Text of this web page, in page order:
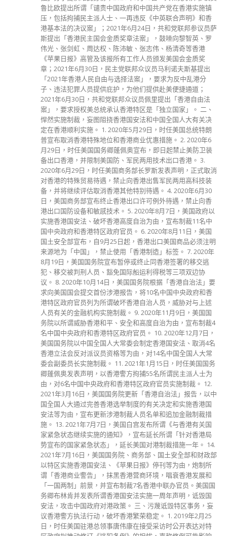
鲁比欧提出所谓「谴责中国政府和中国共产党在香港实施镇
压，包括拘捕民主派人士、一再违反《中英联合声明》和香
港基本法的决议案」；2021年6月24日，共和党联邦参议员萨
斯提出「香港民主国会金质奖章法案」，鼓噪向黎智英、罗
伟光、张剑虹、周达权、陈沛敏、张志伟、杨清奇等香港
《苹果日报》高管及该报所有工作人员颁发美国会金质奖
章；2021年6月30日，民主党联邦众议员马利诺夫斯基提出
「2021年香港人民自由与选择法案」，要求为反中乱港分
子、违法犯罪人员提供庇护，为他们提供赴美便捷通道；
2021年6月30日，共和党联邦众议员佩里提出「香港自由法
案」，要求授权美总统承认香港特区是「独立国家」。 二、
悍然实施制裁，妄图阻挠香港国安法和中国全国人大有关决
定在香港顺利实施。 1. 2020年5月29日，时任美国总统特朗
普宣布取消香港特殊地位和香港商业优惠措施。 2. 2020年6
月29日，时任美国国务卿蓬佩奥宣布，即日起禁止美防卫装
备出口香港，并限制美国防、军民两用技术出口香港。 3.
2020年6月29日，时任美国商务部长罗斯发表声明，正式取消
对香港的特殊贸易待遇，禁止向香港出售军民两用高科技装
备，并将继续评估取消香港其他特别待遇。 4. 2020年6月30
日，美国商务部宣布终止香港出口许可例外待遇，禁止向香
港出口国防设备和敏感技术。 5. 2020年8月7日，美国政府以
实施香港国安法、破坏香港高度自治为由，宣布制裁11名中
国中央政府和香港特区政府官员。 6. 2020年8月11日，美国
国土安全部宣布，自9月25日起，香港出口美国商品必须注明
来源地为「中国」，禁止使用「香港制造」标签。 7. 2020年
8月19日，美国国务院宣布暂停或终止同香港签署的移交逃
犯、移交被判刑人员、豁免国际船运利得税等三项双边协
议。 8. 2020年10月14日，美国国务院根据「香港自治法」要
求向美国国会提交首份涉港报告，将10名中国中央政府和香
港特区政府官员列为所谓破坏香港自治人员，威胁对与上述
人员有关的金融机构实施制裁。 9. 2020年11月9日，美国国
务院以所谓威胁香港和平、安全和高度自治为由，宣布制裁4
名中国中央政府和香港特区政府官员。 10. 2020年12月7日，
美国国务院以中国全国人大常委会制定香港国安法、取消4名
香港立法会反对派议员资格等为由，对14名中国全国人大常
委会副委员长实施制裁。 11. 2021年1月15日，时任美国国务
卿蓬佩奥发表声明，以香港警方拘捕55名所谓民主派人士为
由，对6名中国中央政府和香港特区政府官员实施制裁。 12.
2021年3月16日，美国国务院更新「香港自治法」报告，以中
国全国人大通过完善香港选举制度的有关决定和实施香港国
安法等为由，宣布更新涉港制裁人员名单和追加金融制裁措
施。 13. 2021年7月7日，美国白宫发布所谓《与香港有关国
家紧急状态继续实施的通知》，宣布延长所谓「针对香港局
势宣布的国家紧急状态」，延长美国对港制裁措施一年。 14.
2021年7月16日，美国国务院、商务部、国土安全部和财政部
以特区实施香港国安法、《苹果日报》停刊等为由，炮制所
谓「香港商业警告」，抹黑香港营商环境，唱衰香港发展和
「一国两制」前景，并宣布制裁7名香港中联办官员。美国国
务卿布林肯并发表所谓香港国安法实施一周年声明，诋毁国
安法，攻击中国政府对港政策。 三、污蔑诋毁特区事务，妄
议香港警方执法行动，破坏香港繁荣稳定。 1. 2019年2月25
日，时任美国驻港总领事唐伟康在接受采访时公开表达对特